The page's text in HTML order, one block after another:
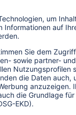
Insel Antigua
des
erläutert